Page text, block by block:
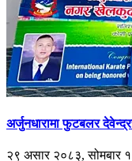
अर्जुनधारामा फुटबलर
२९ असार २०८३, सोमबार